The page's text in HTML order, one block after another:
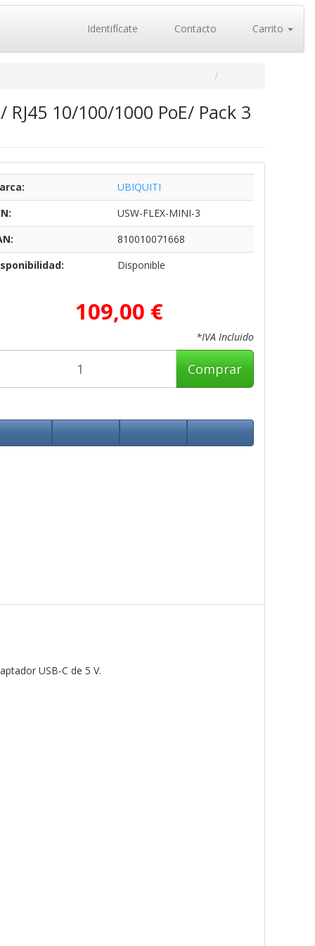
Identifícate Contacto Carrito
10/100/1000 PoE/ Pack 3
UBIQUITI
USW-FLEX-MINI-3
810010071668
Disponible
109,00 €
*IVA Incluido
Comprar
USB-C de 5 V.